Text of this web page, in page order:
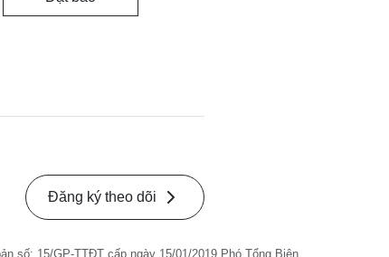
Đăng ký theo dõi
số: 15/GP-TTĐT cấp ngày 15/01/2019 Phó Tổng Biên